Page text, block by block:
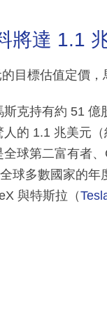
將達 1.1
目標估值定價
克持有約 51
的 1.1 兆美元
球第二富有者
球多數國家的
與特斯拉（